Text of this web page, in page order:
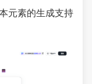
元素的生成支持